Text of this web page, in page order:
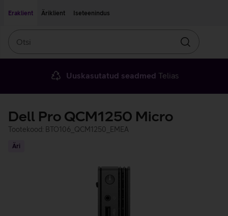
Eraklient
Äriklient Iseteenindus
Otsin
Uuskasutatud seadmed Telias
Dell Pro QCM1250 Micro
Tootekood: BTO106_QCM1250_EMEA
Äri